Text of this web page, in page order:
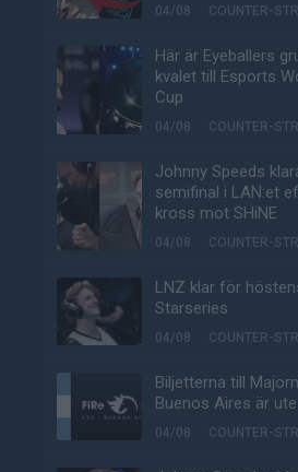
04/08 COUNTER-
Här är Eyeballers
kvalet till Esports
Cup
04/08 COUNTER-
Johnny Speeds
semifinal i LAN:et
kross mot SHiNE
04/08 COUNTER-
LNZ klar för
Starseries
04/08 COUNTER-
Biljetterna till
Buenos Aires är ute
04/08 COUNTER-